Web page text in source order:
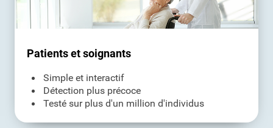
Patients et soignants
Simple et interactif
Détection plus précoce
Testé sur plus d'un million d'individus